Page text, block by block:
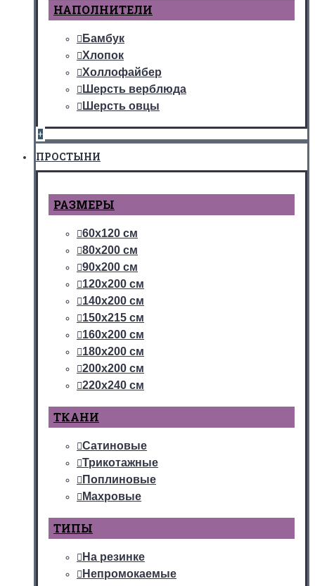
НАПОЛНИТЕЛИ
Бамбук
Хлопок
Холлофайбер
Шерсть верблюда
Шерсть овцы
+
ПРОСТЫНИ
РАЗМЕРЫ
60х120 см
80х200 см
90х200 см
120х200 см
140х200 см
150х215 см
160х200 см
180х200 см
200х200 см
220х240 см
ТКАНИ
Сатиновые
Трикотажные
Поплиновые
Махровые
ТИПЫ
На резинке
Непромокаемые